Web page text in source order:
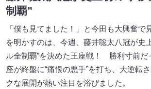
制覇”
「僕も見てました！」と今田も大興奮で
を明かすのは、今週、藤井聡太八冠が史
ル全制覇”を決めた王座戦！ 勝利寸前だ
座が終盤に“痛恨の悪手”を打ち、大逆転
クな展開が熱い注目を浴びました。